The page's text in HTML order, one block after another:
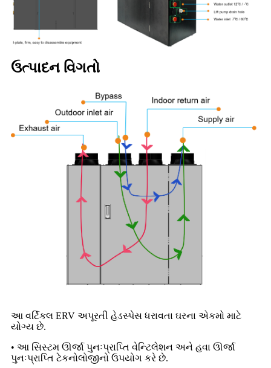
ઉત્પાદન વિગતો
આ વર્ટિકલ ERV અપૂરતી હેડસ્પેસ ધરાવતા ઘરના એકમો માટે
યોગ્ય છે.
• આ સિસ્ટમ ઊર્જા પુનઃપ્રાપ્તિ વેન્ટિલેશન અને હવા ઊર્જા
પુનઃપ્રાપ્તિ ટેકનોલોજીનો ઉપયોગ કરે છે.